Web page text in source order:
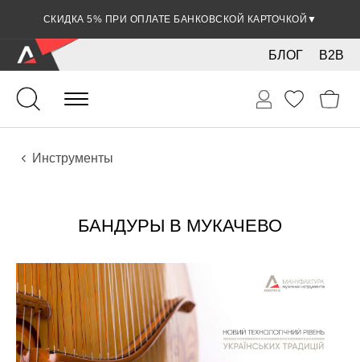
СКИДКА 5% ПРИ ОПЛАТЕ БАНКОВСКОЙ КАРТОЧКОЙ ▼
B2B
БЛОГ
Гитары
Акустические инструменты
Инструменты
БАНДУРЫ В МУКАЧЕВО